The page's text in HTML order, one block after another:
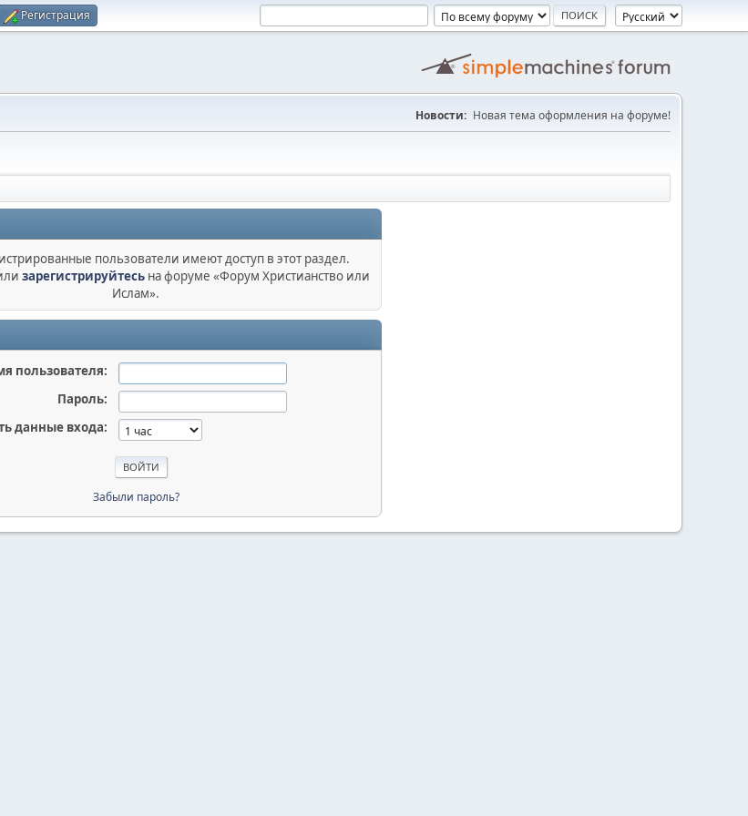
Регистрация
Новости: Новая тема оформления на форуме!
пользователи имеют доступ в этот раздел.
зарегистрируйтесьна форуме «Форум Христианство или
Ислам».
пользователя:
Пароль:
данные входа:
Забыли пароль?